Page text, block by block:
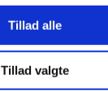
Tillad alle
Tillad valgte